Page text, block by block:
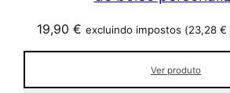
19,90 € excluindo impostos (23,28 €
Ver produto